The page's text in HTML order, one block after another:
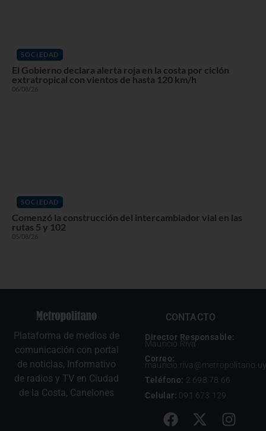
SOCIEDAD
El Gobierno declara alerta roja en la costa por ciclón
extratropical con vientos de hasta 120 km/h
06/08/26
SOCIEDAD
Comenzó la construcción del intercambiador vial en las
rutas 5 y 102
05/08/26
Plataforma de medios de
comunicación con portal
de noticias, Informativo
de radios y TV en Ciudad
de la Costa, Canelones
CONTACTO
Director Responsable:
Mauricio Riva
Correo:
mauricio.riva@metropolitano.uy
Teléfono: 2 698 78 66
Celular: 091 673 129